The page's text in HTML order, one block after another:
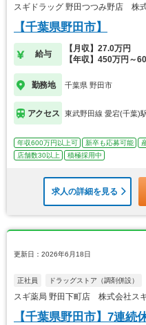
スギドラッグ 野田つつみ野店 株
【千葉県野田市】
給与
【月収】27.0万円
【年収】450万円～
勤務地 千葉県 野田市
アクセス 東武野田線 愛宕(千葉)
年収600万円以上可 新卒も応募可能
店舗数30以上
積極採用中
求人の詳細を見る
更新日：2026年6月18日
正社員 ドラッグストア（調剤併設）
スギ薬局 野田下町店 株式会社ス
【千葉県野田市】7連続